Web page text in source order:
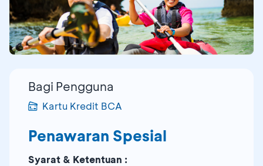
Bagi Pengguna
Kartu Kredit BCA
Penawaran Spesial
Syarat & Ketentuan :